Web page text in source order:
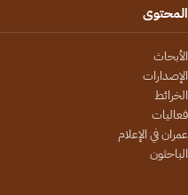
المحتوى
الأبحاث
الإصدارات
الخرائط
فعاليات
عمران في الإعلام
الباحثون